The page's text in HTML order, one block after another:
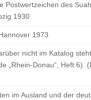
Postwertzeichen des
1930
1973
nicht im Katalog
„Rhein-Donau“, Heft 6).
im Ausland und der